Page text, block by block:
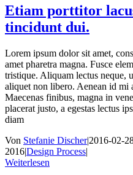
Etiam porttitor
tincidunt dui.
Lorem ipsum dolor sit amet,
amet pharetra magna. Fusce
tristique. Aliquam lectus neque,
aliquet non libero. Aenean id mi
Maecenas finibus, magna in
placerat justo, a egestas lectus
diam
Von Stefanie Discher|2016-02-
2016|Design Process|
Weiterlesen